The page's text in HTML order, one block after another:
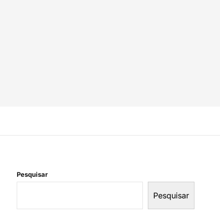
Pesquisar
Pesquisar